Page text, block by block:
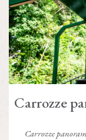
Carrozze
Carrozze